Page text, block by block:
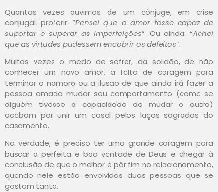
Quantas vezes ouvimos de um cônjuge, em crise
conjugal, proferir: “Pensei que o amor fosse capaz de
suportar e superar as imperfeições”. Ou ainda: “Achei
que as virtudes pudessem encobrir os defeitos”.
Muitas vezes o medo de sofrer, da solidão, de não
conhecer um novo amor, a falta de coragem para
terminar o namoro ou a ilusão de que ainda irá fazer a
pessoa amada mudar seu comportamento (como se
alguém tivesse a capacidade de mudar o outro)
acabam por unir um casal pelos laços sagrados do
casamento.
Na verdade, é preciso ter uma grande coragem para
buscar a perfeita e boa vontade de Deus e chegar à
conclusão de que o melhor é pôr fim no relacionamento,
quando nele estão envolvidas duas pessoas que se
gostam tanto.